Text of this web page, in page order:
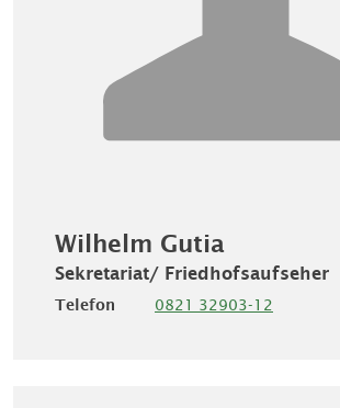
Wilhelm Gutia
Sekretariat/ Friedhofsaufseher
Telefon 0821 32903-12